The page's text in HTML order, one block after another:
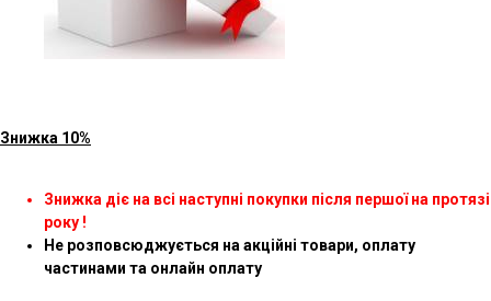
Знижка 10%
Знижка діє на всі наступні покупки після першої на протязі
року !
Не розповсюджується на акційні товари, оплату
частинами та онлайн оплату